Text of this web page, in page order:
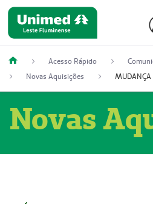
Acesso Rápido
Novas Aquisições
Novas